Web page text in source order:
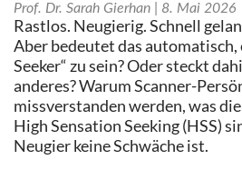
Prof. Dr. Sarah Gierhan 8. Mai 2026
Rastlos. Neugierig. Schnell
Aber bedeutet das automatisch,
Seeker“ zu sein? Oder steckt
anderes? Warum Scanner-
missverstanden werden, was
High Sensation Seeking (HSS)
Neugier keine Schwäche ist.